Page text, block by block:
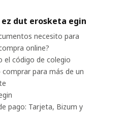
dut erosketa egin
necesito para
online?
el código de colegio
para más de un
pago: Tarjeta, Bizum y